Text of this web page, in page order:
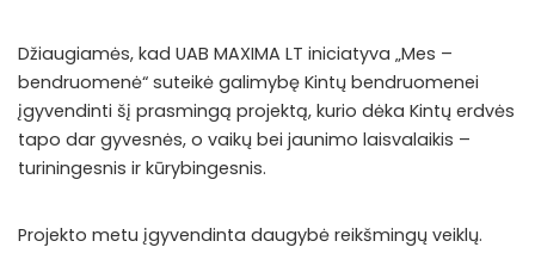
Džiaugiamės, kad UAB MAXIMA LT iniciatyva „Mes –
bendruomenė“ suteikė galimybę Kintų bendruomenei
įgyvendinti šį prasmingą projektą, kurio dėka Kintų erdvės
tapo dar gyvesnės, o vaikų bei jaunimo laisvalaikis –
turiningesnis ir kūrybingesnis.
Projekto metu įgyvendinta daugybė reikšmingų veiklų.